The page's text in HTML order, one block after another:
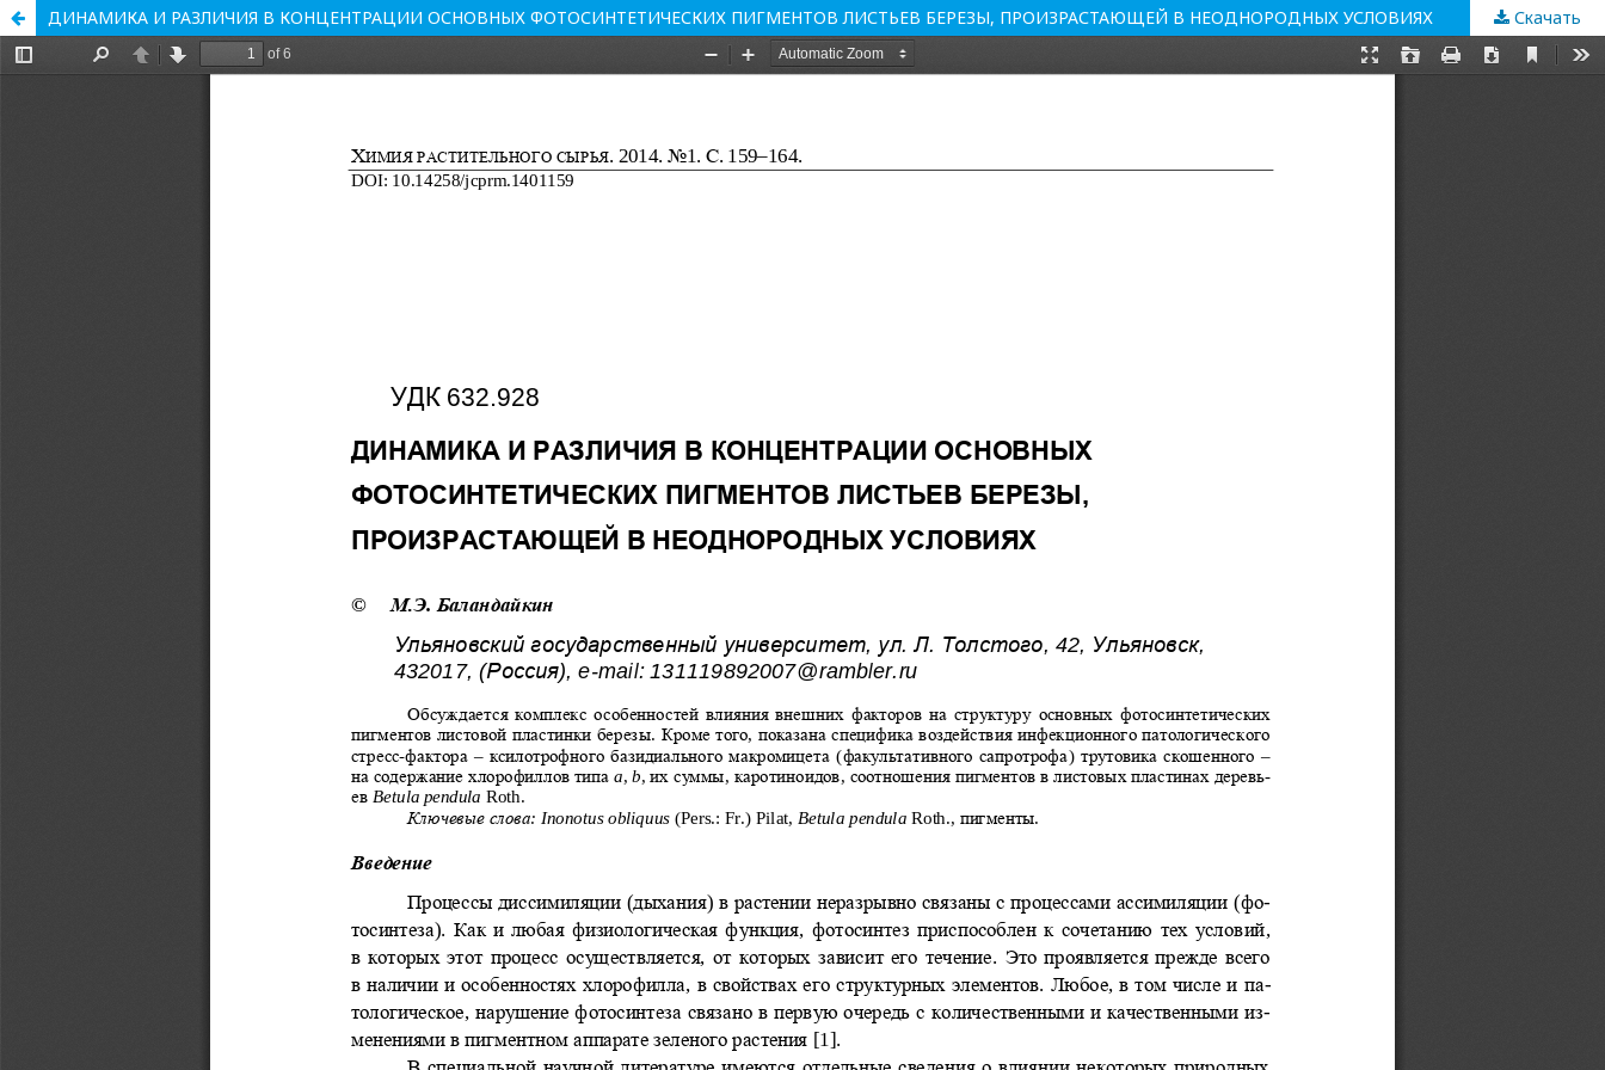
ДИНАМИКА И РАЗЛИЧИЯ В КОНЦЕНТРАЦИИ ОСНОВНЫХ ФОТОСИНТЕТИЧЕСКИХ ПИГМЕНТОВ ЛИСТЬЕВ БЕРЕЗЫ, ПРОИЗРАСТАЮЩЕЙ В НЕОДНОРОДНЫХ УСЛОВИЯХ Скачать